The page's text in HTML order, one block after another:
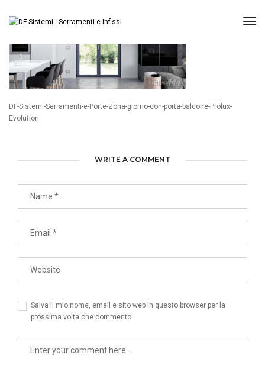
DF-Sistemi-Serramenti-e-Porte-Zona-giorno-con-porta-balcone-Prolux-
Evolution
WRITE A COMMENT
Salva il mio nome, email e sito web in questo browser per la
prossima volta che commento.